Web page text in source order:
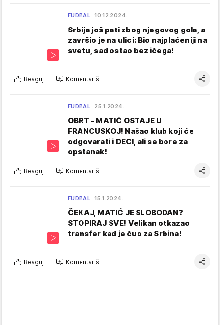
FUDBAL 10.12.2024.
Srbija još pati zbog njegovog gola, a
završio je na ulici: Bio najplaćeniji na
svetu, sad ostao bez ičega!
Reaguj Komentariši
FUDBAL 25.1.2024.
OBRT - MATIĆ OSTAJE U
FRANCUSKOJ! Našao klub koji će
odgovarati i DECI, ali se bore za
opstanak!
Reaguj Komentariši
FUDBAL 15.1.2024.
ČEKAJ, MATIĆ JE SLOBODAN?
STOPIRAJ SVE! Velikan otkazao
transfer kad je čuo za Srbina!
Reaguj Komentariši